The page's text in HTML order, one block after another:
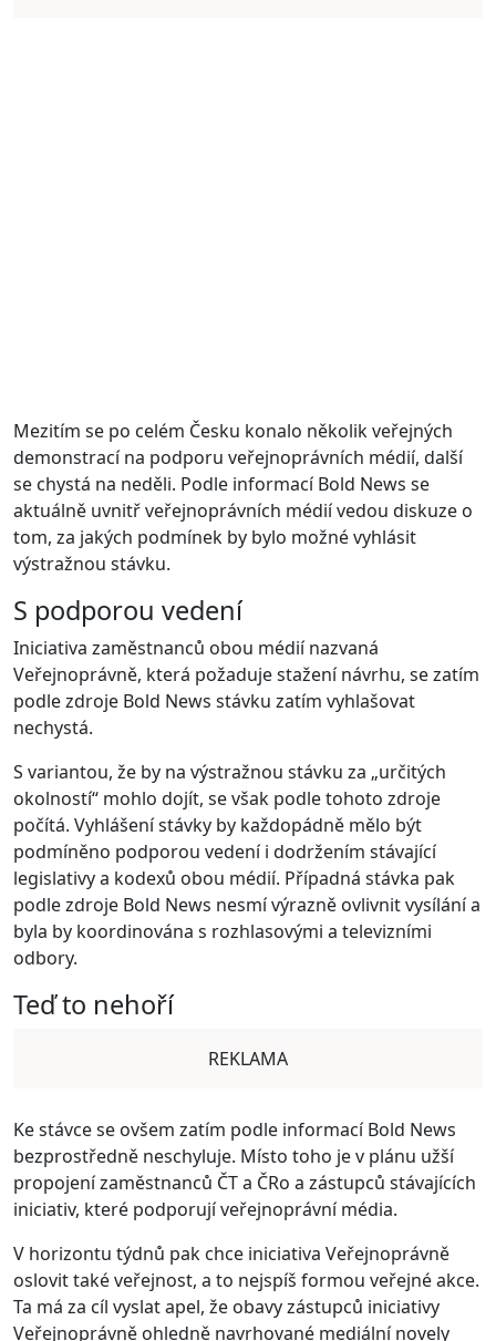
Mezitím se po celém Česku konalo několik veřejných
demonstrací na podporu veřejnoprávních médií, další
se chystá na neděli. Podle informací Bold News se
aktuálně uvnitř veřejnoprávních médií vedou diskuze o
tom, za jakých podmínek by bylo možné vyhlásit
výstražnou stávku.
S podporou vedení
Iniciativa zaměstnanců obou médií nazvaná
Veřejnoprávně, která požaduje stažení návrhu, se zatím
podle zdroje Bold News stávku zatím vyhlašovat
nechystá.
S variantou, že by na výstražnou stávku za „určitých
okolností“ mohlo dojít, se však podle tohoto zdroje
počítá. Vyhlášení stávky by každopádně mělo být
podmíněno podporou vedení i dodržením stávající
legislativy a kodexů obou médií. Případná stávka pak
podle zdroje Bold News nesmí výrazně ovlivnit vysílání a
byla by koordinována s rozhlasovými a televizními
odbory.
Teď to nehoří
REKLAMA
Ke stávce se ovšem zatím podle informací Bold News
bezprostředně neschyluje. Místo toho je v plánu užší
propojení zaměstnanců ČT a ČRo a zástupců stávajících
iniciativ, které podporují veřejnoprávní média.
V horizontu týdnů pak chce iniciativa Veřejnoprávně
oslovit také veřejnost, a to nejspíš formou veřejné akce.
Ta má za cíl vyslat apel, že obavy zástupců iniciativy
Veřejnoprávně ohledně navrhované mediální novely